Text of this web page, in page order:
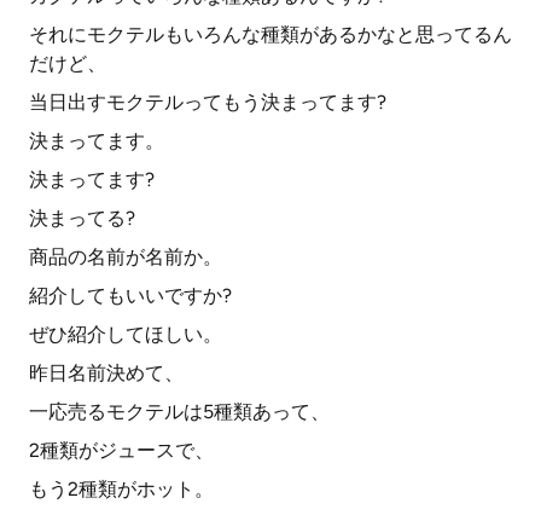
それにモクテルもいろんな種類があるかなと思ってるん
だけど、
当日出すモクテルってもう決まってます?
決まってます。
決まってます?
決まってる?
商品の名前が名前か。
紹介してもいいですか?
ぜひ紹介してほしい。
昨日名前決めて、
一応売るモクテルは5種類あって、
2種類がジュースで、
もう2種類がホット。